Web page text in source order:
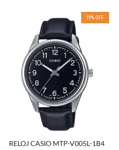
19% OFF
RELOJ CASIO MTP-V005L-1B4